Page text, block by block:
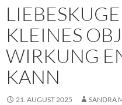
KLEINES
IRKUNG
ANN
21. AUGUST 2025 SANDRA